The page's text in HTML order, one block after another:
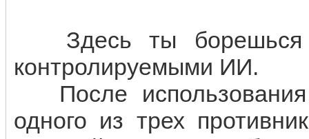
Здесь ты борешься с
контролируемыми ИИ.
После использования
одного из трех